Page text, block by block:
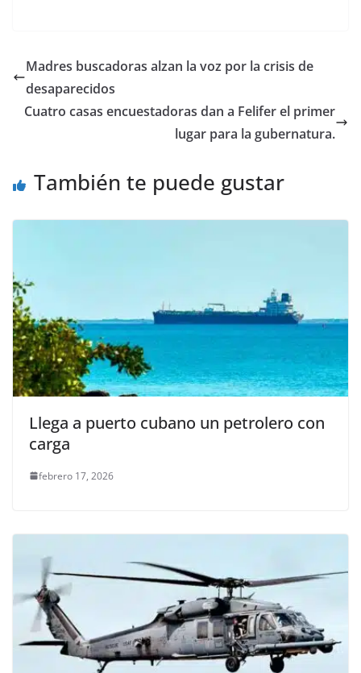
e
b
o
er l s
p
e
g
er
gr
m
p
tir
Madres buscadoras alzan la voz por la crisis de
desaparecidos
Cuatro casas encuestadoras dan a Felifer el primer
lugar para la gubernatura.
También te puede gustar
Llega a puerto cubano un petrolero con
carga
febrero 17, 2026